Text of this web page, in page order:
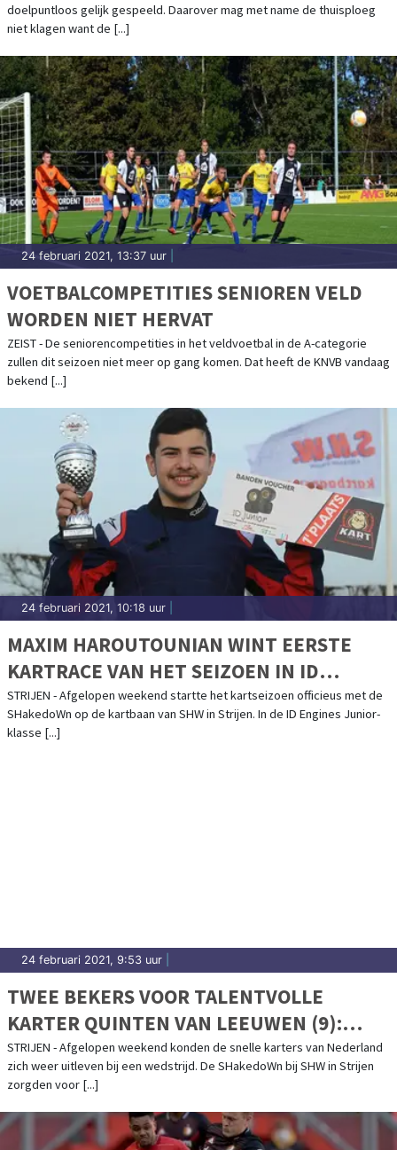
doelpuntloos gelijk gespeeld. Daarover mag met name de thuisploeg
niet klagen want de [...]
24 februari 2021, 13:37 uur
VOETBALCOMPETITIES SENIOREN VELD
WORDEN NIET HERVAT
ZEIST - De seniorencompetities in het veldvoetbal in de A-categorie
zullen dit seizoen niet meer op gang komen. Dat heeft de KNVB vandaag
bekend [...]
24 februari 2021, 10:18 uur
MAXIM HAROUTOUNIAN WINT EERSTE
KARTRACE VAN HET SEIZOEN IN ID
ENGINES JUNIOR: “ALLE KARTS ZIJN
GELIJK, HET KOMT AAN OP DE COUREUR”
STRIJEN - Afgelopen weekend startte het kartseizoen officieus met de
SHakedoWn op de kartbaan van SHW in Strijen. In de ID Engines Junior-
klasse [...]
24 februari 2021, 9:53 uur
TWEE BEKERS VOOR TALENTVOLLE
KARTER QUINTEN VAN LEEUWEN (9):
“LEUK OM WEER EEN WEDSTRIJD TE
RIJDEN”
STRIJEN - Afgelopen weekend konden de snelle karters van Nederland
zich weer uitleven bij een wedstrijd. De SHakedoWn bij SHW in Strijen
zorgden voor [...]